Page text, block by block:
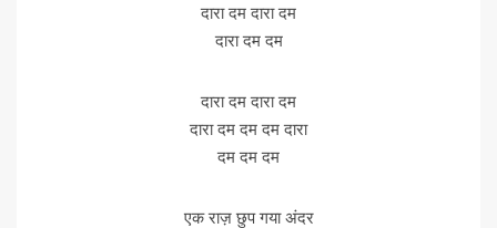
दारा दम दारा दम
दारा दम दम
दारा दम दारा दम
दारा दम दम दम दारा
दम दम दम
एक राज़ छुप गया अंदर